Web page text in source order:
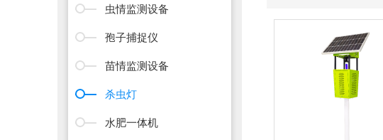
虫情监测设备
孢子捕捉仪
苗情监测设备
杀虫灯
水肥一体机